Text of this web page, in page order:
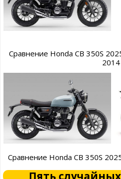
Сравнение Honda CB 350S
2014
Сравнение Honda CB 350S
Пять